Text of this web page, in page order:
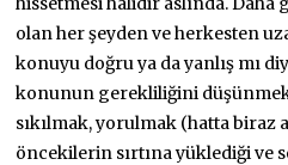
olan her şeyden ve herkesten
konuyu doğru ya da yanlış mı
konunun gerekliliğini
sıkılmak, yorulmak (hatta biraz
öncekilerin sırtına yüklediği ve